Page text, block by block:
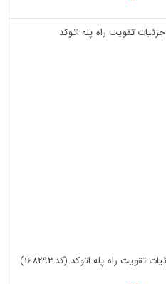
راه پله اتوکد (کد168293)